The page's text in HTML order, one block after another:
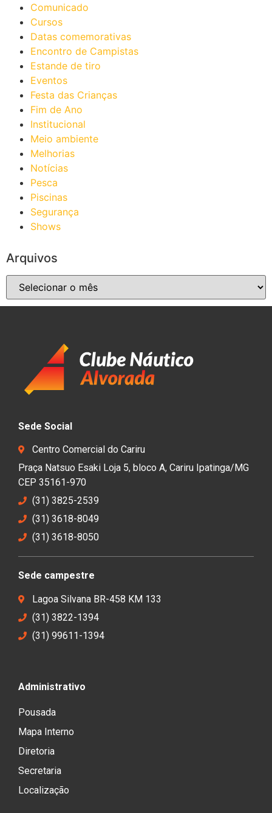
Comunicado
Cursos
Datas comemorativas
Encontro de Campistas
Estande de tiro
Eventos
Festa das Crianças
Fim de Ano
Institucional
Meio ambiente
Melhorias
Notícias
Pesca
Piscinas
Segurança
Shows
Arquivos
Sede Social
Centro Comercial do Cariru
Praça Natsuo Esaki Loja 5, bloco A, Cariru Ipatinga/MG
CEP 35161-970
(31) 3825-2539
(31) 3618-8049
(31) 3618-8050
Sede campestre
Lagoa Silvana BR-458 KM 133
(31) 3822-1394
(31) 99611-1394
Administrativo
Pousada
Mapa Interno
Diretoria
Secretaria
Localização